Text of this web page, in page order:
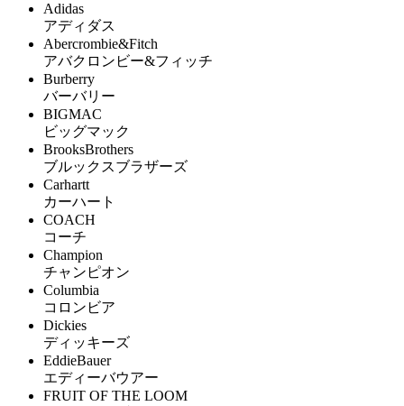
Adidas
アディダス
Abercrombie&Fitch
アバクロンビー&フィッチ
Burberry
バーバリー
BIGMAC
ビッグマック
BrooksBrothers
ブルックスブラザーズ
Carhartt
カーハート
COACH
コーチ
Champion
チャンピオン
Columbia
コロンビア
Dickies
ディッキーズ
EddieBauer
エディーバウアー
FRUIT OF THE LOOM